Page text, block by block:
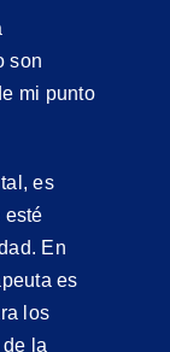
son
mi punto
es
esté
En
es
los
la